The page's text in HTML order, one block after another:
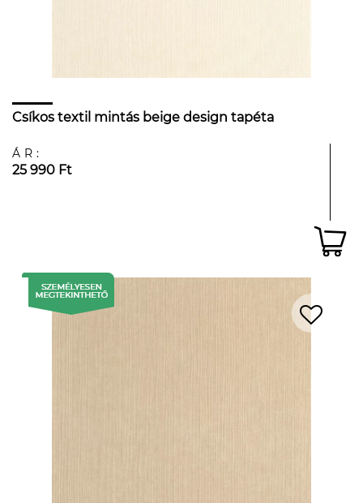
Csíkos textil mintás beige design tapéta
ÁR:
25 990 Ft